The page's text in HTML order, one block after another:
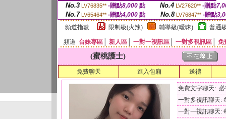
No.3 LV76835** -贈點8,000點 No.4 LV27620** -贈點
No.7 LV65464** -贈點4,000 點 No.8 LV76847** -贈點
頻道指數
限制級(火辣) 輔導級(曖昧) 普通
頻道 台妹專區 新人區 一對一視訊區 一對多視訊區 免
(蜜桃護士)
免費聊天 進入包廂 送禮
免費文字聊天:
一對多視訊聊天:
一對一視訊聊天: